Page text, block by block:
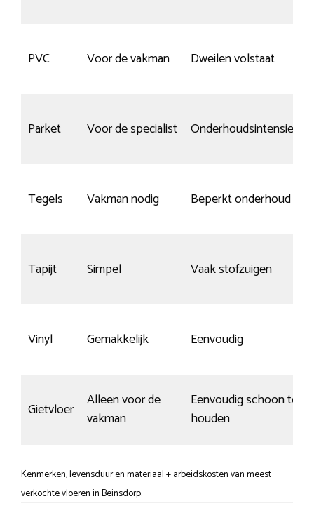
PVC Voor de vakman Dweilen volstaat
Parket Voor de specialist Onderhoudsintensief
Tegels Vakman nodig Beperkt onderhoud
Tapijt Simpel Vaak stofzuigen
Vinyl Gemakkelijk Eenvoudig
Gietvloer
Alleen voor de
vakman
Eenvoudig schoon te
houden
Kenmerken, levensduur en materiaal + arbeidskosten van meest
verkochte vloeren in Beinsdorp.